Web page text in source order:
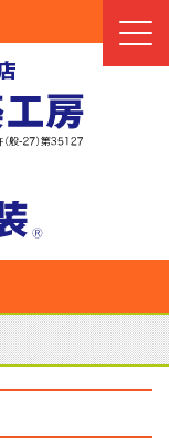
Click